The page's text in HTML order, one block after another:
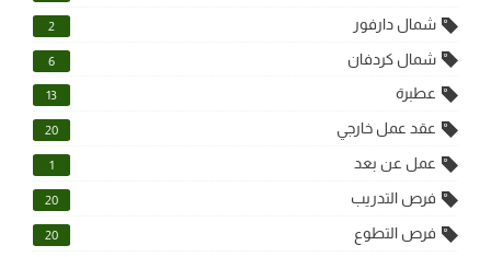
شمال دارفور 2
شمال كردفان 6
عطبرة 13
عقد عمل خارجي 20
عمل عن بعد 1
فرص التدريب 20
فرص التطوع 20